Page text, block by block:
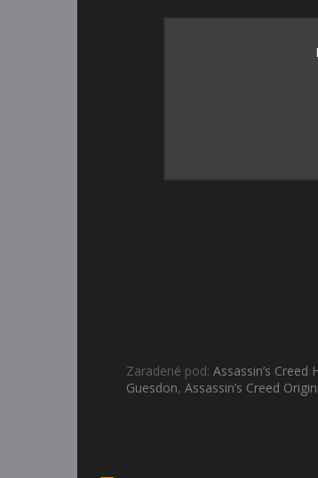
Zaradené pod: Assassin’s Creed
Guesdon, Assassin’s Creed